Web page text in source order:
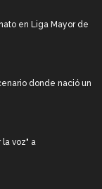
en Liga Mayor de
donde nació un
voz" a